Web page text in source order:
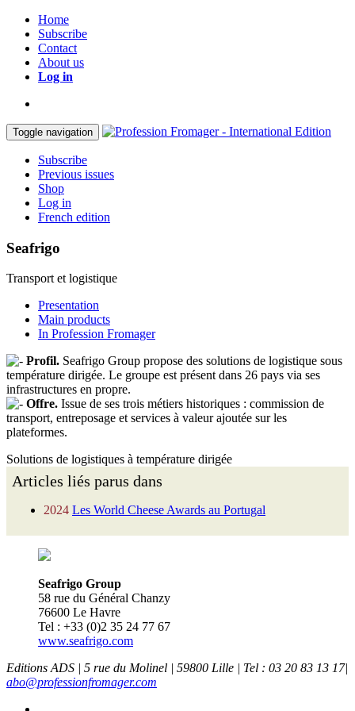
Home
Subscribe
Contact
About us
Log in
Toggle navigation
Subscribe
Previous issues
Shop
Log in
French edition
Seafrigo
Transport et logistique
Presentation
Main products
In Profession Fromager
Profil. Seafrigo Group propose des solutions de logistique sous
température dirigée. Le groupe est présent dans 26 pays via ses
infrastructures en propre.
Offre. Issue de ses trois métiers historiques : commission de
transport, entreposage et services à valeur ajoutée sur les
plateformes.
Solutions de logistiques à température dirigée
Articles liés parus dans
2024 Les World Cheese Awards au Portugal
Seafrigo Group
58 rue du Général Chanzy
76600 Le Havre
Tel : +33 (0)2 35 24 77 67
www.seafrigo.com
Editions ADS | 5 rue du Molinel | 59800 Lille | Tel : 03 20 83 13 17|
abo@professionfromager.com